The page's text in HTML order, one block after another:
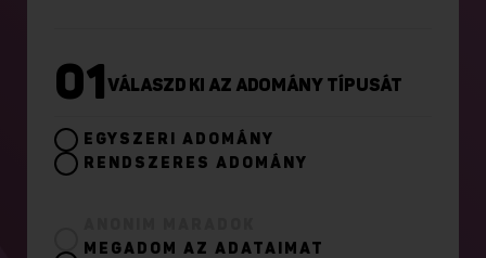
01 VÁLASZD KI AZ ADOMÁNY TÍPUSÁT
EGYSZERI ADOMÁNY
RENDSZERES ADOMÁNY
MEGADOM AZ ADATAIMAT